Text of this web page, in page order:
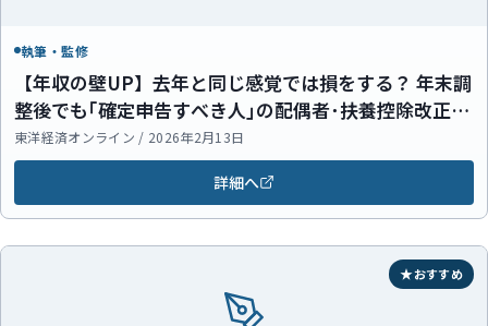
執筆・監修
【年収の壁UP】去年と同じ感覚では損をする？ 年末調
整後でも｢確定申告すべき人｣の配偶者･扶養控除改正ポ
イント
東洋経済オンライン / 2026年2月13日
詳細へ
おすすめ